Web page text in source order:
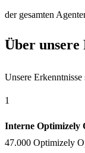
der gesamten
Über unsere
Unsere
1
Interne Optimizely
47.000 Optimizely